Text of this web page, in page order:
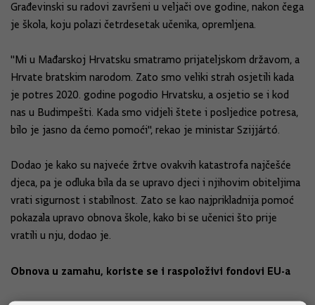
Građevinski su radovi završeni u veljači ove godine, nakon čega
je škola, koju polazi četrdesetak učenika, opremljena.
"Mi u Mađarskoj Hrvatsku smatramo prijateljskom državom, a
Hrvate bratskim narodom. Zato smo veliki strah osjetili kada
je potres 2020. godine pogodio Hrvatsku, a osjetio se i kod
nas u Budimpešti. Kada smo vidjeli štete i posljedice potresa,
bilo je jasno da ćemo pomoći", rekao je ministar Szijjártó.
Dodao je kako su najveće žrtve ovakvih katastrofa najčešće
djeca, pa je odluka bila da se upravo djeci i njihovim obiteljima
vrati sigurnost i stabilnost. Zato se kao najprikladnija pomoć
pokazala upravo obnova škole, kako bi se učenici što prije
vratili u nju, dodao je.
Obnova u zamahu, koriste se i raspoloživi fondovi EU-a